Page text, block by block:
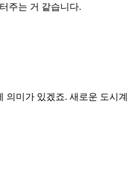
주는 거 같습니다.
미가 있겠죠. 새로운 도시